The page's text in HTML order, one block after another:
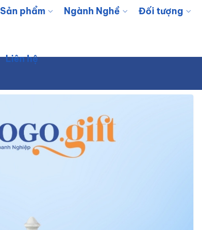
Sản phẩm Ngành Nghề Đối tượng
Liên hệ